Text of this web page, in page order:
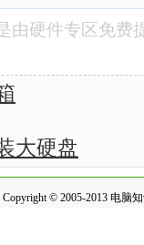
由硬件专区免费
大硬盘
Copyright © 2005-2013 电脑